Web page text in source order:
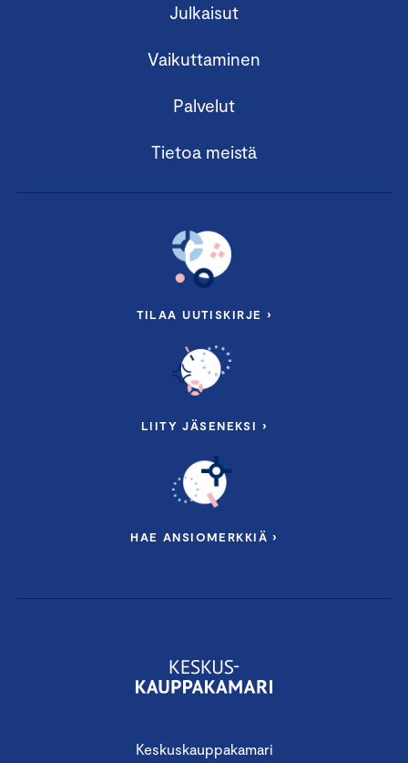
Keskuskauppakamari
Julkaisut
Vaikuttaminen
Palvelut
Tietoa meistä
TILAA UUTISKIRJE ›
LIITY JÄSENEKSI ›
HAE ANSIOMERKKIÄ ›